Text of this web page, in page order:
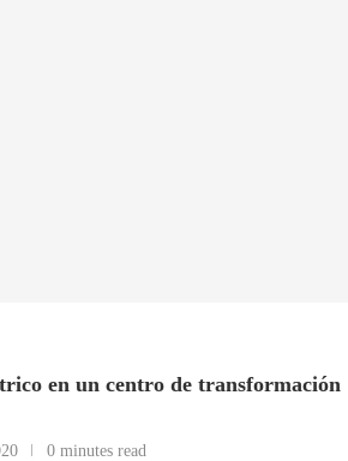
en un centro de transformación
0 minutes read